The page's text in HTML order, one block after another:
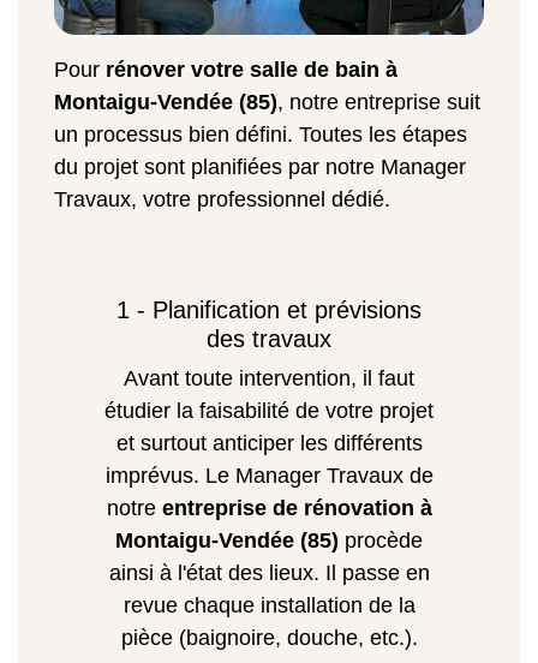
Pour rénover votre salle de bain à
Montaigu-Vendée (85), notre entreprise suit
un processus bien défini. Toutes les étapes
du projet sont planifiées par notre Manager
Travaux, votre professionnel dédié.
1 - Planification et prévisions
des travaux
Avant toute intervention, il faut
étudier la faisabilité de votre projet
et surtout anticiper les différents
imprévus. Le Manager Travaux de
notre entreprise de rénovation à
Montaigu-Vendée (85) procède
ainsi à l'état des lieux. Il passe en
revue chaque installation de la
pièce (baignoire, douche, etc.).